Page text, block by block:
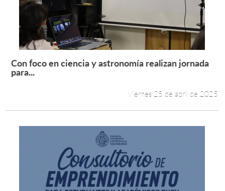
Leer más +
Con foco en ciencia y astronomía realizan jornada
para...
Viernes 25 de abril de 2025